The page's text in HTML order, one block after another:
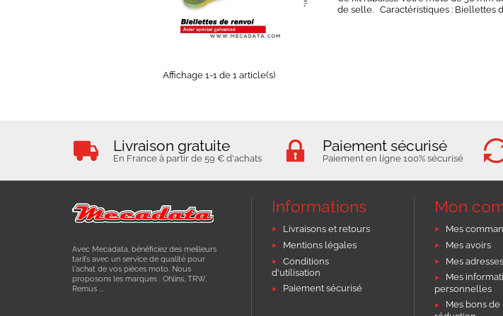
de selle. Caractéristiques : Biellettes
Affichage 1-1 de 1 article(s)
Livraison gratuite
En France à partir de 59 € d'achats
Paiement sécurisé
Paiement en ligne 100% sécurisé
Avec Mecadata, bénéficiez des meilleurs
tarifs avec un service de qualité pour
l'achat de vos pièces moto. Nous
proposons les marques : Ohlins, TRW,
Remus ...
Informations
Livraisons et retours
Mentions légales
Conditions
d'utilisation
Paiement sécurisé
Mon
Mes
Mes avoirs
Mes adresses
Mes
personnelles
Mes bons de